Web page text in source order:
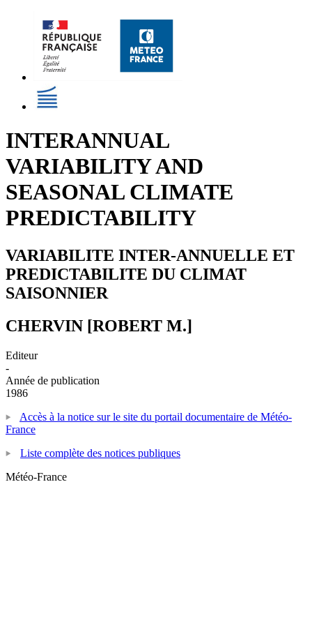
INTERANNUAL
VARIABILITY AND
SEASONAL CLIMATE
PREDICTABILITY
VARIABILITE INTER-ANNUELLE ET
PREDICTABILITE DU CLIMAT
SAISONNIER
CHERVIN [ROBERT M.]
Editeur
-
Année de publication
1986
Accès à la notice sur le site du portail documentaire de Météo-
France
Liste complète des notices publiques
Météo-France